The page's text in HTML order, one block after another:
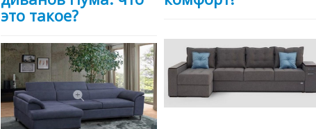
это такое?